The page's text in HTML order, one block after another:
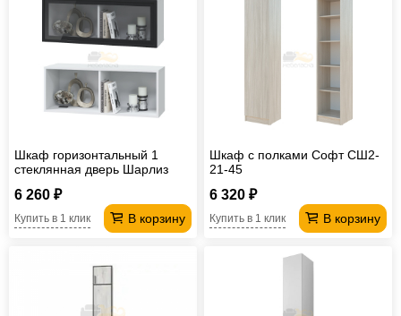
Шкаф горизонтальный 1
стеклянная дверь Шарлиз
6 260 ₽
В корзину
Купить в 1 клик
Шкаф с полками Софт СШ2-
21-45
6 320 ₽
В корзину
Купить в 1 клик